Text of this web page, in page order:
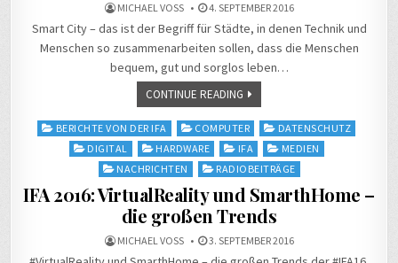
MICHAEL VOSS 4. SEPTEMBER 2016
Smart City – das ist der Begriff für Städte, in denen Technik und
Menschen so zusammenarbeiten sollen, dass die Menschen
bequem, gut und sorglos leben…
CONTINUE READING
PostedBERICHTE VON DER IFA COMPUTER
DATENSCHUTZ
DIGITAL
HARDWARE IFA
MEDIEN
NACHRICHTEN
RADIOBEITRÄGE
IFA 2016: VirtualReality und SmarthHome –
die großen Trends
MICHAEL VOSS 3. SEPTEMBER 2016